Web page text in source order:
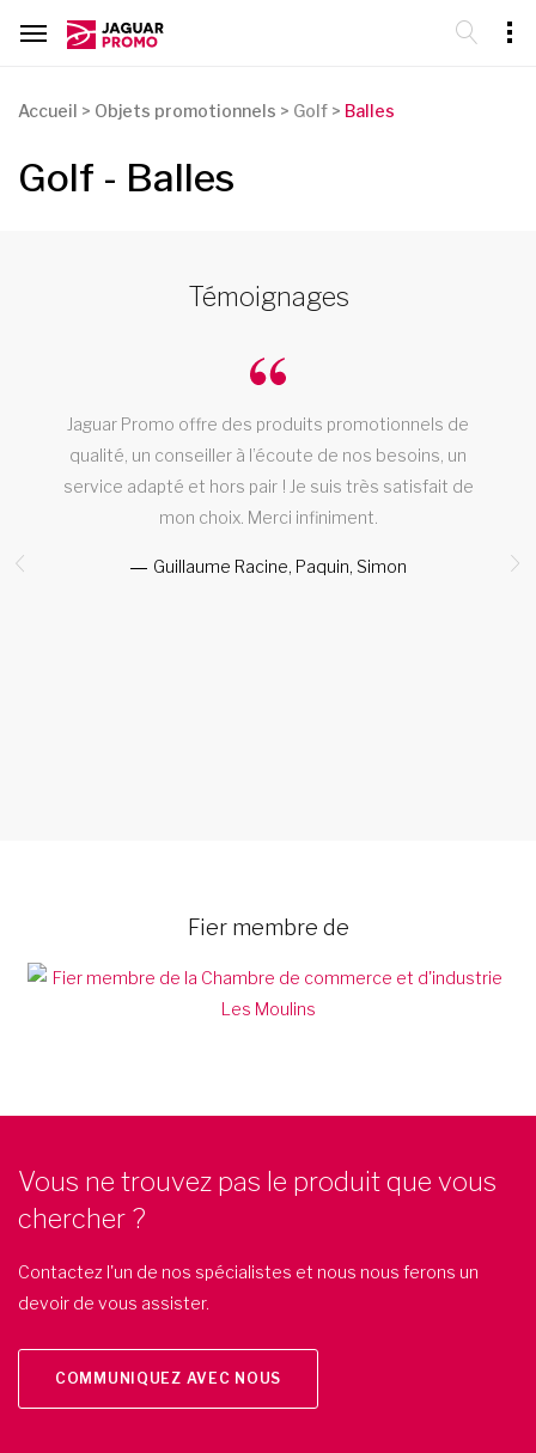
Accueil > Objets promotionnels > Golf > Balles
Golf - Balles
Témoignages
Jaguar Promo offre des produits promotionnels de
qualité, un conseiller à l’écoute de nos besoins, un
service adapté et hors pair ! Je suis très satisfait de
mon choix. Merci infiniment.
Guillaume Racine, Paquin, Simon
Fier membre de
Vous ne trouvez pas le produit que vous
chercher ?
Contactez l'un de nos spécialistes et nous nous ferons un
devoir de vous assister.
COMMUNIQUEZ AVEC NOUS